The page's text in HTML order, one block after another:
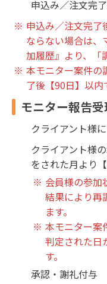
申込み／注文完
申込み／注文完了
ならない場合は、
加履歴』より、「
本モニター案件の
了後【90日】以内
モニター報告
クライアント様
クライアント様
をされた月より
会員様の参加
結果により再
ます。
本モニター案
判定された日
す。
承認・謝礼付与